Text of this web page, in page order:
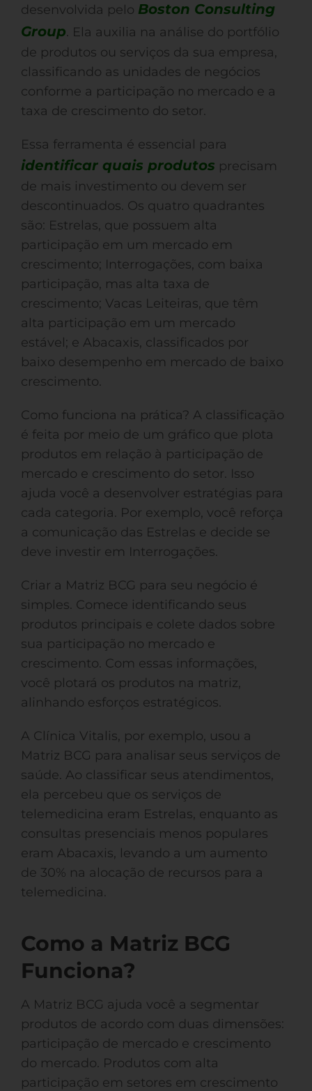
desenvolvida pelo Boston Consulting
Group. Ela auxilia na análise do portfólio
de produtos ou serviços da sua empresa,
classificando as unidades de negócios
conforme a participação no mercado e a
taxa de crescimento do setor.
Essa ferramenta é essencial para
identificar quais produtos precisam
de mais investimento ou devem ser
descontinuados. Os quatro quadrantes
são: Estrelas, que possuem alta
participação em um mercado em
crescimento; Interrogações, com baixa
participação, mas alta taxa de
crescimento; Vacas Leiteiras, que têm
alta participação em um mercado
estável; e Abacaxis, classificados por
baixo desempenho em mercado de baixo
crescimento.
Como funciona na prática? A classificação
é feita por meio de um gráfico que plota
produtos em relação à participação de
mercado e crescimento do setor. Isso
ajuda você a desenvolver estratégias para
cada categoria. Por exemplo, você reforça
a comunicação das Estrelas e decide se
deve investir em Interrogações.
Criar a Matriz BCG para seu negócio é
simples. Comece identificando seus
produtos principais e colete dados sobre
sua participação no mercado e
crescimento. Com essas informações,
você plotará os produtos na matriz,
alinhando esforços estratégicos.
A Clínica Vitalis, por exemplo, usou a
Matriz BCG para analisar seus serviços de
saúde. Ao classificar seus atendimentos,
ela percebeu que os serviços de
telemedicina eram Estrelas, enquanto as
consultas presenciais menos populares
eram Abacaxis, levando a um aumento
de 30% na alocação de recursos para a
telemedicina.
Como a Matriz BCG
Funciona?
A Matriz BCG ajuda você a segmentar
produtos de acordo com duas dimensões:
participação de mercado e crescimento
do mercado. Produtos com alta
participação em setores em crescimento